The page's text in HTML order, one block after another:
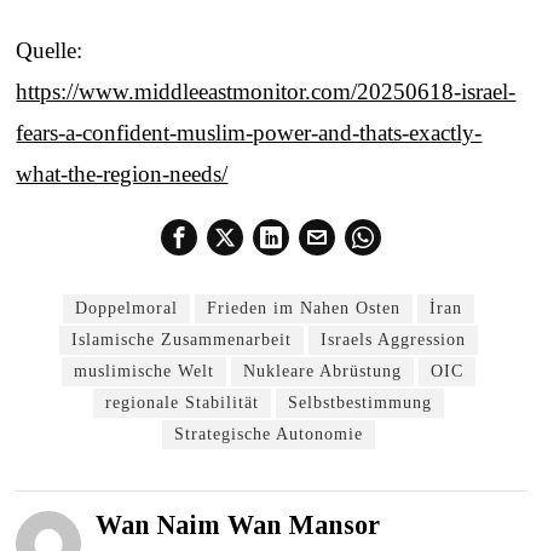
Quelle:
https://www.middleeastmonitor.com/20250618-israel-
fears-a-confident-muslim-power-and-thats-exactly-
what-the-region-needs/
Doppelmoral Frieden im Nahen Osten
İran
Islamische Zusammenarbeit
Israels Aggression
muslimische Welt
Nukleare Abrüstung
OIC
regionale Stabilität
Selbstbestimmung
Strategische Autonomie
Wan Naim Wan Mansor